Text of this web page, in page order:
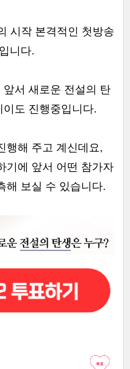
시작 본격적인 첫방송
니다.
서 새로운 전설의 탄
도 진행중입니다.
행해 주고 계신데요,
기에 앞서 어떤 참가자
해 보실 수 있습니다.